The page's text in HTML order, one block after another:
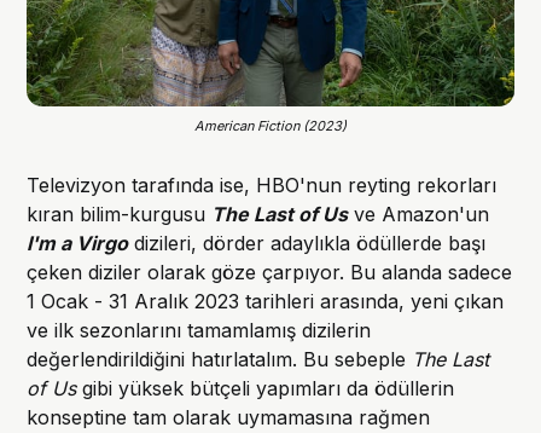
American Fiction (2023)
Televizyon tarafında ise, HBO'nun reyting rekorları
kıran bilim-kurgusu The Last of Usve Amazon'un
I'm a Virgodizileri, dörder adaylıkla ödüllerde başı
çeken diziler olarak göze çarpıyor. Bu alanda sadece
1 Ocak - 31 Aralık 2023 tarihleri arasında, yeni çıkan
ve ilk sezonlarını tamamlamış dizilerin
değerlendirildiğini hatırlatalım. Bu sebeple The Last
of Usgibi yüksek bütçeli yapımları da ödüllerin
konseptine tam olarak uymamasına rağmen